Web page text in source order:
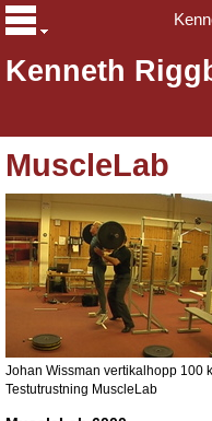
Kenneth
MuscleLab
Johan Wissman vertikalhopp 100
Testutrustning MuscleLab